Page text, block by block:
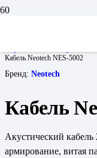
Кабель Neotech NES-5002
Бренд: Neotech
Кабель
Акустический кабель
армирование, витая